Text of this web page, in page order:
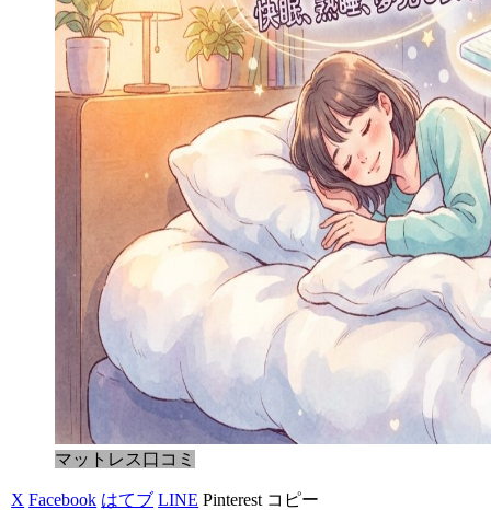
マットレス口コミ
X Facebook はてブ LINE Pinterest コピー